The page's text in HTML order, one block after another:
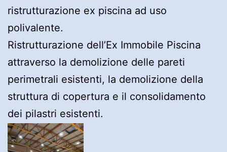
ristrutturazione ex piscina ad uso
polivalente.
Ristrutturazione dell’Ex Immobile Piscina
attraverso la demolizione delle pareti
perimetrali esistenti, la demolizione della
struttura di copertura e il consolidamento
dei pilastri esistenti.